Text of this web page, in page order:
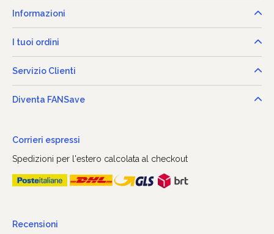
Informazioni
I tuoi ordini
Servizio Clienti
Diventa FANSave
Corrieri espressi
Spedizioni per l'estero calcolata al checkout
Recensioni